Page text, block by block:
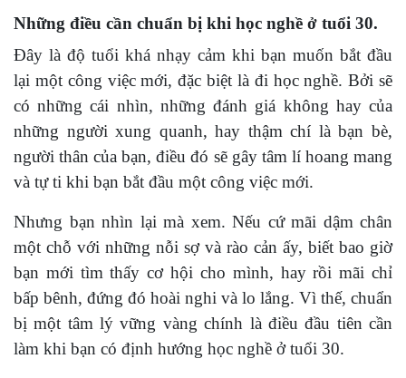
Những điều cần chuẩn bị khi học nghề ở tuổi 30.
Đây là độ tuổi khá nhạy cảm khi bạn muốn bắt đầu
lại một công việc mới, đặc biệt là đi học nghề. Bởi sẽ
có những cái nhìn, những đánh giá không hay của
những người xung quanh, hay thậm chí là bạn bè,
người thân của bạn, điều đó sẽ gây tâm lí hoang mang
và tự ti khi bạn bắt đầu một công việc mới.
Nhưng bạn nhìn lại mà xem. Nếu cứ mãi dậm chân
một chỗ với những nỗi sợ và rào cản ấy, biết bao giờ
bạn mới tìm thấy cơ hội cho mình, hay rồi mãi chỉ
bấp bênh, đứng đó hoài nghi và lo lắng. Vì thế, chuẩn
bị một tâm lý vững vàng chính là điều đầu tiên cần
làm khi bạn có định hướng học nghề ở tuổi 30.